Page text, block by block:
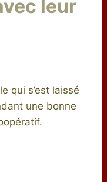
leur
qui s’est laissé
une bonne